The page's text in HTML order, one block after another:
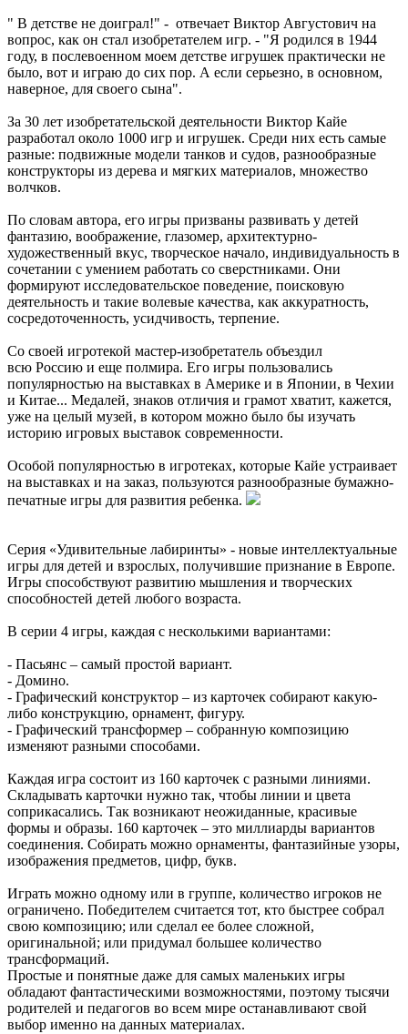
" В детстве не доиграл!" - отвечает Виктор Августович на
вопрос, как он стал изобретателем игр. - "Я родился в 1944
году, в послевоенном моем детстве игрушек практически не
было, вот и играю до сих пор. А если серьезно, в основном,
наверное, для своего сына".
За 30 лет изобретательской деятельности Виктор Кайе
разработал около 1000 игр и игрушек. Среди них есть самые
разные: подвижные модели танков и судов, разнообразные
конструкторы из дерева и мягких материалов, множество
волчков.
По словам автора, его игры призваны развивать у детей
фантазию, воображение, глазомер, архитектурно-
художественный вкус, творческое начало, индивидуальность в
сочетании с умением работать со сверстниками. Они
формируют исследовательское поведение, поисковую
деятельность и такие волевые качества, как аккуратность,
сосредоточенность, усидчивость, терпение.
Со своей игротекой мастер-изобретатель объездил
всю Россию и еще полмира. Его игры пользовались
популярностью на выставках в Америке и в Японии, в Чехии
и Китае... Медалей, знаков отличия и грамот хватит, кажется,
уже на целый музей, в котором можно было бы изучать
историю игровых выставок современности.
Особой популярностью в игротеках, которые Кайе устраивает
на выставках и на заказ, пользуются разнообразные бумажно-
печатные игры для развития ребенка.
Серия «Удивительные лабиринты» - новые интеллектуальные
игры для детей и взрослых, получившие признание в Европе.
Игры способствуют развитию мышления и творческих
способностей детей любого возраста.
В серии 4 игры, каждая с несколькими вариантами:
- Пасьянс – самый простой вариант.
- Домино.
- Графический конструктор – из карточек собирают какую-
либо конструкцию, орнамент, фигуру.
- Графический трансформер – собранную композицию
изменяют разными способами.
Каждая игра состоит из 160 карточек с разными линиями.
Складывать карточки нужно так, чтобы линии и цвета
соприкасались. Так возникают неожиданные, красивые
формы и образы. 160 карточек – это миллиарды вариантов
соединения. Собирать можно орнаменты, фантазийные узоры,
изображения предметов, цифр, букв.
Играть можно одному или в группе, количество игроков не
ограничено. Победителем считается тот, кто быстрее собрал
свою композицию; или сделал ее более сложной,
оригинальной; или придумал большее количество
трансформаций.
Простые и понятные даже для самых маленьких игры
обладают фантастическими возможностями, поэтому тысячи
родителей и педагогов во всем мире останавливают свой
выбор именно на данных материалах.